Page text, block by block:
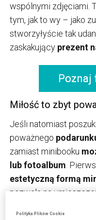
wspólnymi zdjęciami.
tym, jak to wy – jako
stworzyłyście tak
zaskakujący prezent
Poznaj
Miłość to zbyt
Jeśli natomiast
poważnego
zamiast minibooku
lub fotoalbum .
estetyczną formą
pozwala na
W przypadku
Polityka Plików Cookie